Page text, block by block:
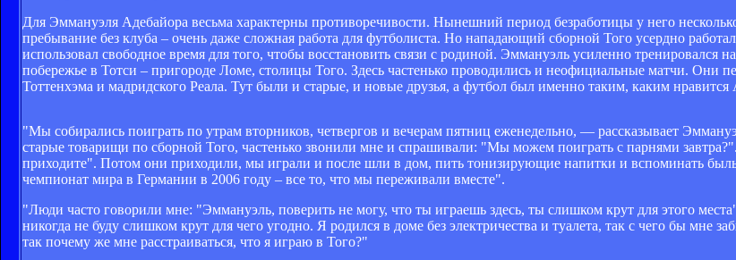
Для Эммануэля Адебайора весьма характерны противоречивости. Нынешний период безработицы у него
пребывание без клуба – очень даже сложная работа для футболиста. Но нападающий сборной Того усердно
использовал свободное время для того, чтобы восстановить связи с родиной. Эммануэль усиленно тренировался
побережье в Тотси – пригороде Ломе, столицы Того. Здесь частенько проводились и неофициальные матчи. Они
Тоттенхэма и мадридского Реала. Тут были и старые, и новые друзья, а футбол был именно таким, каким нравится
"Мы собирались поиграть по утрам вторников, четвергов и вечерам пятниц еженедельно, — рассказывает
старые товарищи по сборной Того, частенько звонили мне и спрашивали: "Мы можем поиграть с парнями
приходите". Потом они приходили, мы играли и после шли в дом, пить тонизирующие напитки и вспоминать
чемпионат мира в Германии в 2006 году – все то, что мы переживали вместе".
"Люди часто говорили мне: "Эммануэль, поверить не могу, что ты играешь здесь, ты слишком крут для этого
никогда не буду слишком крут для чего угодно. Я родился в доме без электричества и туалета, так с чего бы мне
так почему же мне расстраиваться, что я играю в Того?"